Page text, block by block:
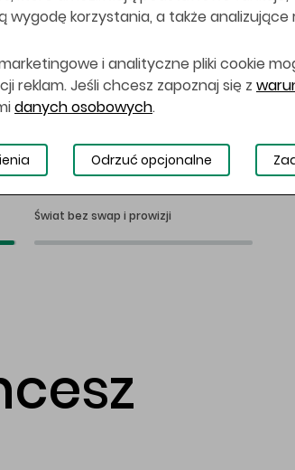
Świat bez swap i prowizji
wygodę korzystania, a także
i analityczne pliki cookie
reklam. Jeśli chcesz zapoznaj się z
danych osobowych.
Odrzuć opcjonalne